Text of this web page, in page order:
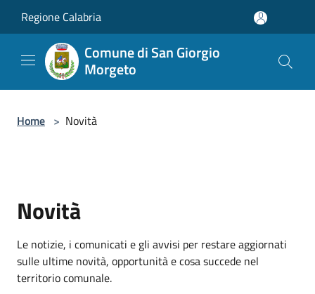
Regione Calabria
Comune di San Giorgio
Morgeto
Home > Novità
Novità
Le notizie, i comunicati e gli avvisi per restare aggiornati
sulle ultime novità, opportunità e cosa succede nel
territorio comunale.